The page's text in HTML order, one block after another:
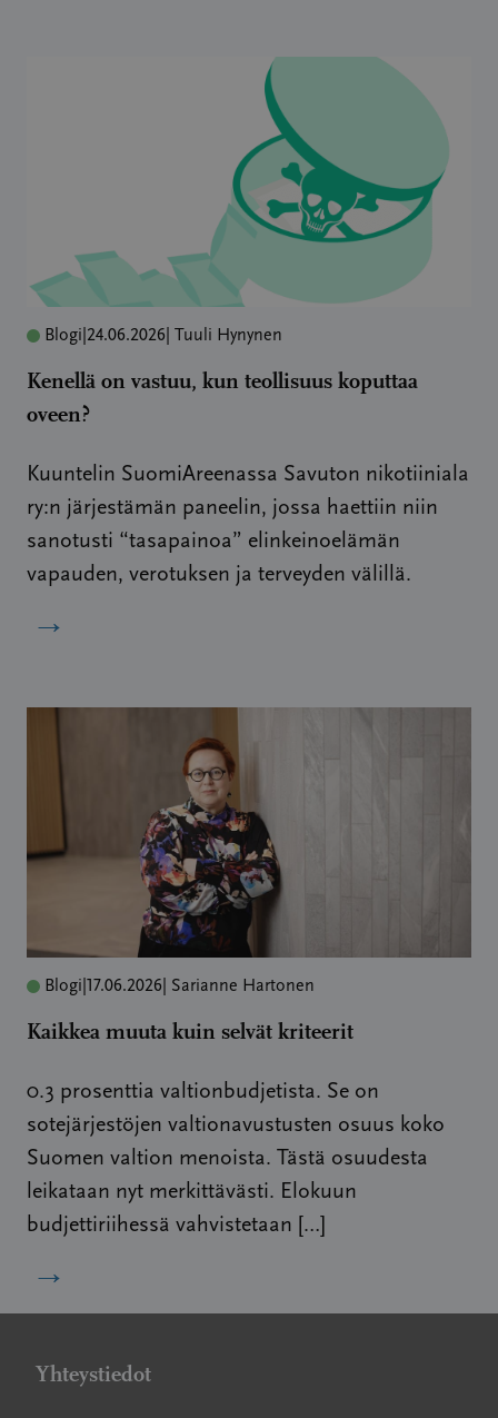
Blogi 24.06.2026 | Tuuli Hynynen
Kenellä on vastuu, kun teollisuus koputtaa
oveen?
Kuuntelin SuomiAreenassa Savuton nikotiiniala
ry:n järjestämän paneelin, jossa haettiin niin
sanotusti “tasapainoa” elinkeinoelämän
vapauden, verotuksen ja terveyden välillä.
→
Blogi 17.06.2026 | Sarianne Hartonen
Kaikkea muuta kuin selvät kriteerit
0.3 prosenttia valtionbudjetista. Se on
sotejärjestöjen valtionavustusten osuus koko
Suomen valtion menoista. Tästä osuudesta
leikataan nyt merkittävästi. Elokuun
budjettiriihessä vahvistetaan […]
→
Yhteystiedot